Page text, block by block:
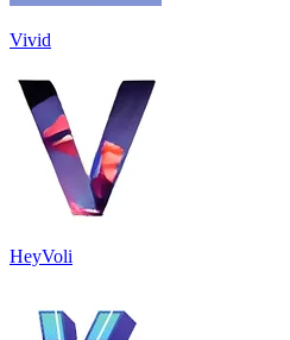
Vivid
HeyVoli